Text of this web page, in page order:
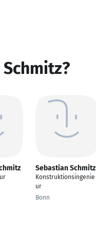
Sebastian Schmitz
Konstruktionsingenie
ur
Bonn